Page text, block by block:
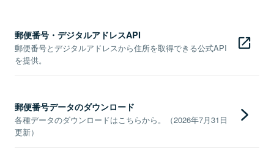
郵便番号・デジタルアドレスAPI
郵便番号とデジタルアドレスから住所を取得できる公式API
を提供。
郵便番号データのダウンロード
各種データのダウンロードはこちらから。（2026年7月31日
更新）